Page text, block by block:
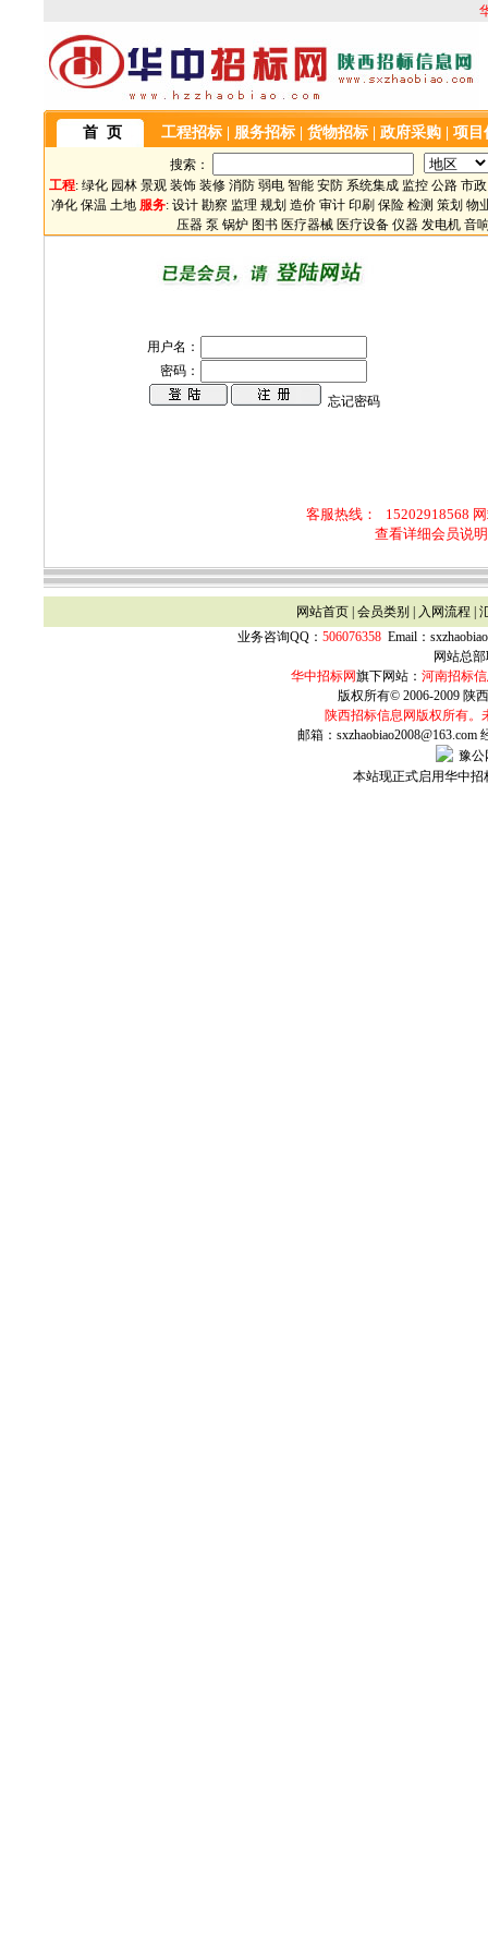
首 页 工程招标 服务招标 货物招标 政府采购 项目
搜索：
工程: 绿化 园林 景观 装饰 装修 消防 弱电 智能 安防 系统集成 监控 公路 市政
净化 保温 土地 服务: 设计 勘察 监理 规划 造价 审计 印刷 保险 检测 策划 物
压器 泵 锅炉 图书 医疗器械 医疗设备 仪器 发电机 音
用户名：
密码：
忘记密码
客服热线：
15202918568
查看详细会员说
网站首页| 会员类别 入网流程
业务咨询QQ： 506076358Email：
网站总
华中招标网旗下网站： 河南招标
版权所有© 2006-2009 陕
陕西招标信息网版权所有。
邮箱：sxzhaobiao2008@163.com
豫公
本站现正式启用华中招